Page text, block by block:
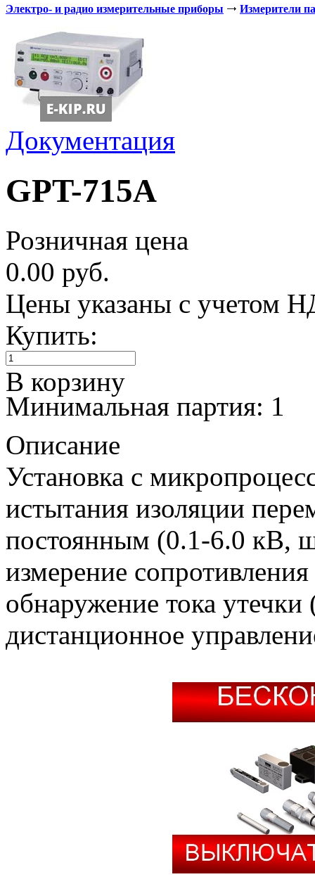
Электро- и радио измерительные приборы Измерители
Документация
GPT-715A
Розничная цена
0.00 руб.
Цены указаны с учетом
Купить:
В корзину
Минимальная партия: 1
Описание
Установка с
истытания изоляции
постоянным (0.1-6.0 кВ,
измерение
обнаружение тока
дистанционное